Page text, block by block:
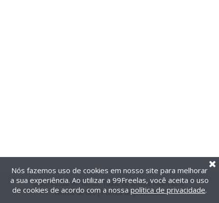
@2014-2026 99Freelas. Todos os direitos reservados.
Termos de uso| Política de privacidade
Nós fazemos uso de cookies em nosso site para melhorar
a sua experiência. Ao utilizar a 99Freelas, você aceita o uso
de cookies de acordo com a nossa política de privacidade.